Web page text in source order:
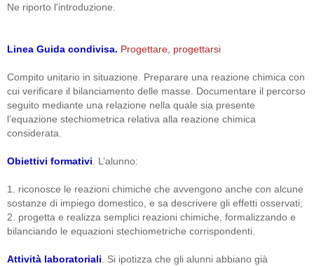
Ne riporto l'introduzione.
Linea Guida condivisa. Progettare, progettarsi
Compito unitario in situazione. Preparare una reazione chimica con
cui verificare il bilanciamento delle masse. Documentare il percorso
seguito mediante una relazione nella quale sia presente
l’equazione stechiometrica relativa alla reazione chimica
considerata.
Obiettivi formativi . L’alunno:
1. riconosce le reazioni chimiche che avvengono anche con alcune
sostanze di impiego domestico, e sa descrivere gli effetti osservati;
2. progetta e realizza semplici reazioni chimiche, formalizzando e
bilanciando le equazioni stechiometriche corrispondenti.
Attività laboratoriali . Si ipotizza che gli alunni abbiano già